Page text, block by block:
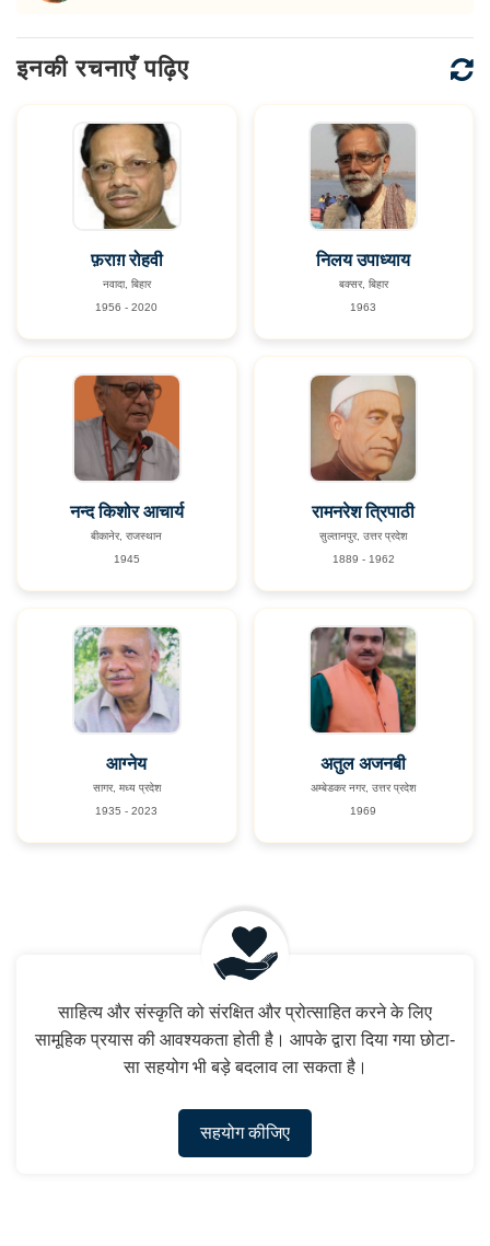
इनकी रचनाएँ पढ़िए
फ़राग़ रोहवी
नवादा, बिहार
1956 - 2020
निलय उपाध्याय
बक्सर, बिहार
1963
नन्द किशोर आचार्य
बीकानेर, राजस्थान
1945
रामनरेश त्रिपाठी
सुल्तानपुर, उत्तर प्रदेश
1889 - 1962
आग्नेय
सागर, मध्य प्रदेश
1935 - 2023
अतुल अजनबी
अम्बेडकर नगर, उत्तर प्रदेश
1969
साहित्य और संस्कृति को संरक्षित और प्रोत्साहित करने के लिए
सामूहिक प्रयास की आवश्यकता होती है। आपके द्वारा दिया गया छोटा-
सा सहयोग भी बड़े बदलाव ला सकता है।
सहयोग कीजिए